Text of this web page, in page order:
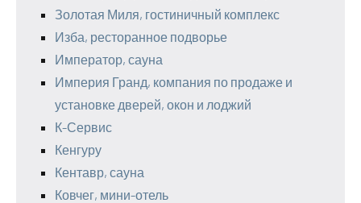
Золотая Миля, гостиничный комплекс
Изба, ресторанное подворье
Император, сауна
Империя Гранд, компания по продаже и
установке дверей, окон и лоджий
К-Сервис
Кенгуру
Кентавр, сауна
Ковчег, мини-отель